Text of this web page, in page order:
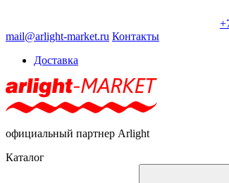
mail@arlight-market.ru Контакты
Доставка
официальный партнер Arlight
Каталог